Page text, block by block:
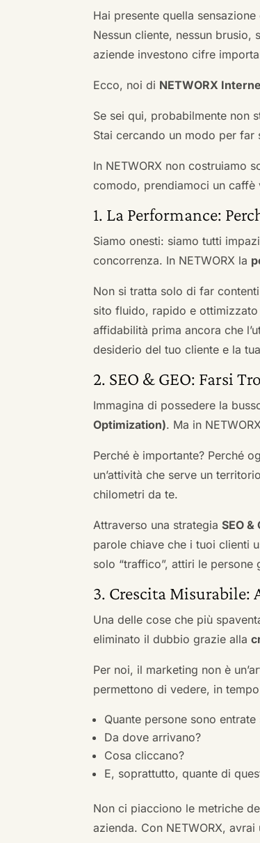
Hai presente quella
Nessun cliente, nessun
aziende investono cifre
Ecco, noi di NETWORX
Se sei qui, probabilmente non
Stai cercando un modo per
In NETWORX non costruiamo
comodo, prendiamoci un
1. La Performance:
Siamo onesti: siamo tutti
concorrenza. In NETWORX la
Non si tratta solo di far
sito fluido, rapido e
affidabilità prima ancora che
desiderio del tuo cliente e la
2. SEO & GEO: Farsi
Immagina di possedere la
Optimization). Ma in
Perché è importante? Perché
un’attività che serve un
chilometri da te.
Attraverso una strategiaSEO &
parole chiave che i tuoi clienti
solo “traffico”, attiri le
3. Crescita Misurabile:
Una delle cose che più
eliminato il dubbio grazie alla
Per noi, il marketing non è
permettono di vedere, in
Quante persone sono entrate
Da dove arrivano?
Cosa cliccano?
E, soprattutto, quante di
Non ci piacciono le metriche
azienda. Con NETWORX,